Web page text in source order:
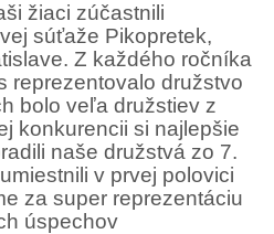
žiaci zúčastnili
súťaže Pikopretek,
Z každého ročníka
reprezentovalo družstvo
bolo veľa družstiev z
konkurencii si najlepšie
naše družstvá zo 7.
v prvej polovici
za super reprezentáciu
úspechov